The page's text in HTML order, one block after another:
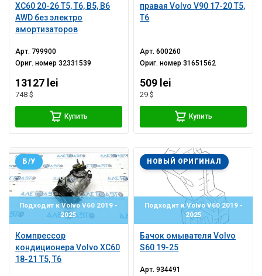
XC60 20-26 T5, T6, B5, B6
AWD без электро
амортизаторов
Арт. 799900
Ориг. номер32331539
13127 lei
748 $
Купить
правая Volvo V90 17-20 T5,
T6
Арт.600260
Ориг. номер31651562
509 lei
29 $
Купить
Подходит к Volvo V60 2019 -
2025
Компрессор
кондиционера Volvo XC60
18-21 T5, T6
Б/У
Подходит к Volvo V60 2019 -
2025
Бачок омывателя Volvo
S60 19-25
НОВЫЙ ОРИГИНАЛ
Арт.934491